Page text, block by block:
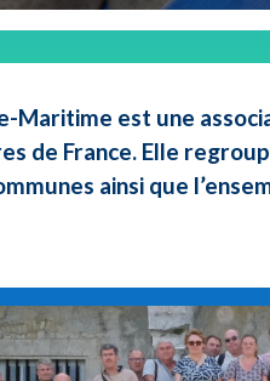
Maritime est une
de France. Elle
ainsi que